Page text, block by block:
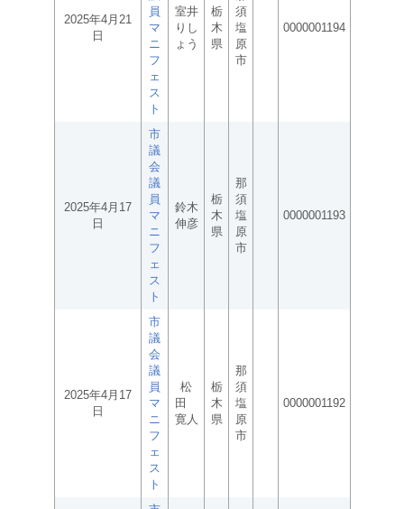
2025年4月21
日
員
マ
ニ
フ
ェ
ス
ト
室井
りし
ょう
栃
木
県
須
塩
原
市
0000001194
2025年4月17
日
市
議
会
議
員
マ
ニ
フ
ェ
ス
ト
鈴木
伸彦
栃
木
県
那
須
塩
原
市
0000001193
2025年4月17
日
市
議
会
議
員
マ
ニ
フ
ェ
ス
ト
松
田
寛人
栃
木
県
那
須
塩
原
市
0000001192